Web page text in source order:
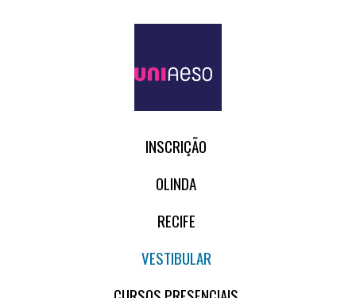
INSCRIÇÃO
OLINDA
RECIFE
VESTIBULAR